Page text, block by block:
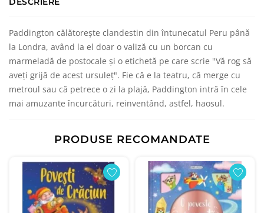
Paddington călătorește clandestin din întunecatul Peru până
la Londra, având la el doar o valiză cu un borcan cu
marmeladă de postocale și o etichetă pe care scrie "Vă rog să
aveți grijă de acest ursuleț". Fie că e la teatru, că merge cu
metroul sau că petrece o zi la plajă, Paddington intră în cele
mai amuzante încurcături, reinventând, astfel, haosul.
PRODUSE RECOMANDATE